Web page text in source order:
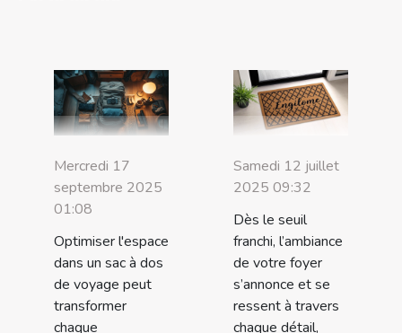
Mercredi 17
septembre 2025
01:08
Optimiser l'espace
dans un sac à dos
de voyage peut
transformer
chaque
Samedi 12 juillet
2025 09:32
Dès le seuil
franchi, l’ambiance
de votre foyer
s’annonce et se
ressent à travers
chaque détail,